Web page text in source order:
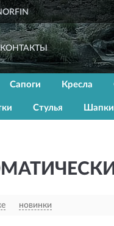
ПО ВСЕЙ
КОНТАКТЫ
Сапоги Кресла
Стулья Шапки
новинки